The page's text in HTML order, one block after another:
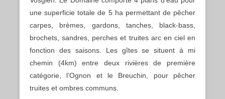
une superficie totale de 5 ha permettant de pêcher
carpes, brèmes, gardons, tanches, black-bass,
brochets, sandres, perches et truites arc en ciel en
fonction des saisons. Les gîtes se situent à mi
chemin (4km) entre deux rivières de première
catégorie, l’Ognon et le Breuchin, pour pêcher
truites et ombres communs.